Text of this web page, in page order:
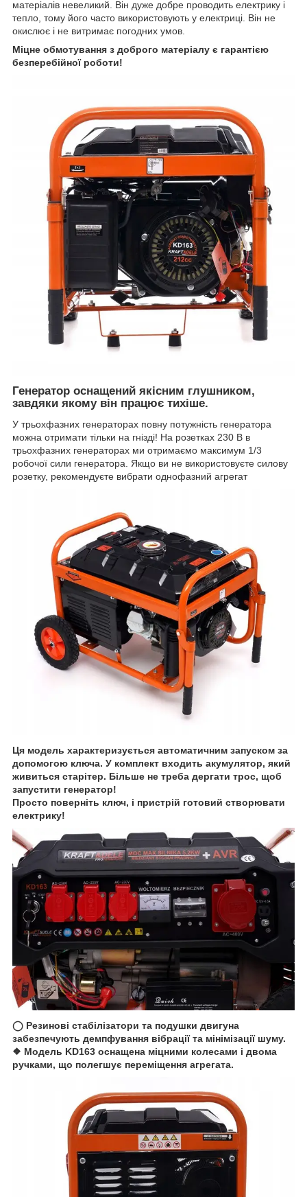
матеріалів невеликий. Він дуже добре проводить електрику і
тепло, тому його часто використовують у електриці. Він не
окислює і не витримає погодних умов.
Міцне обмотування з доброго матеріалу є гарантією
безперебійної роботи!
Генератор оснащений якісним глушником,
завдяки якому він працює тихіше.
У трьохфазних генераторах повну потужність генератора
можна отримати тільки на гнізді! На розетках 230 В в
трьохфазних генераторах ми отримаємо максимум 1/3
робочої сили генератора. Якщо ви не використовуєте силову
розетку, рекомендуєте вибрати однофазний агрегат
Ця модель характеризується автоматичним запуском за
допомогою ключа. У комплект входить акумулятор, який
живиться старітер. Більше не треба дергати трос, щоб
запустити генератор!
Просто поверніть ключ, і пристрій готовий створювати
електрику!
◯ Резинові стабілізатори та подушки двигуна
забезпечують демпфування вібрації та мінімізації шуму.
❖ Модель KD163 оснащена міцними колесами і двома
ручками, що полегшує переміщення агрегата.